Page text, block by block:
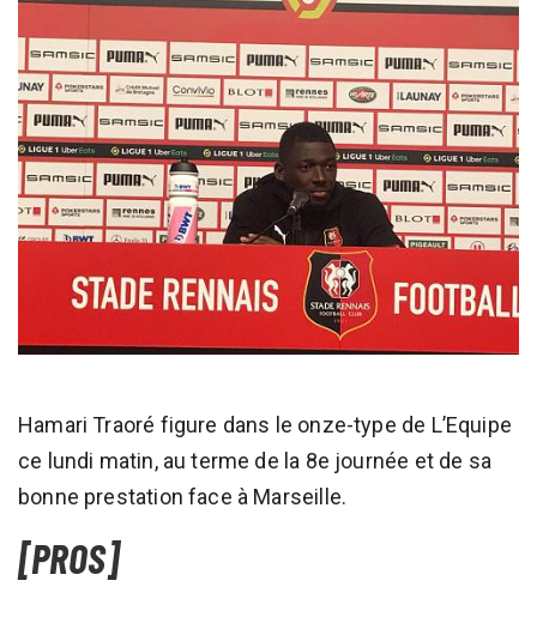
Hamari Traoré figure dans le onze-type de L’Equipe
ce lundi matin, au terme de la 8e journée et de sa
bonne prestation face à Marseille.
[PROS]